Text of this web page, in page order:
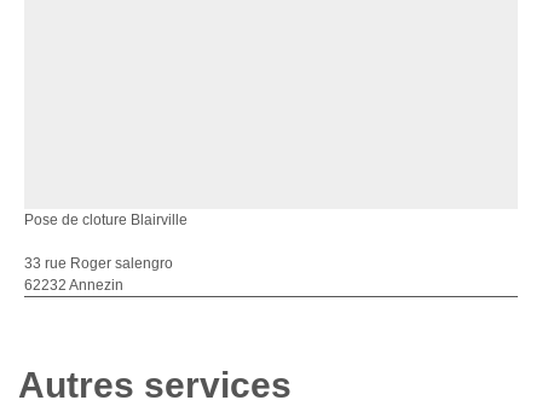
Pose de cloture Blairville
33 rue Roger salengro
62232 Annezin
Autres services